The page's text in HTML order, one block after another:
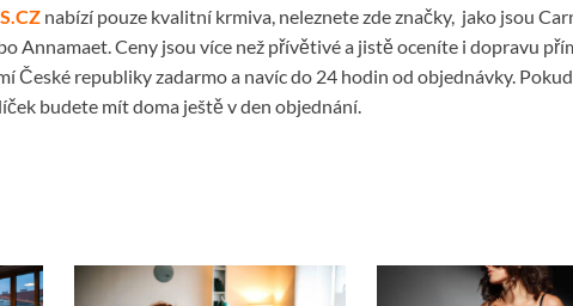
nabízí pouze kvalitní krmiva, neleznete zde značky, jako jsou
Annamaet. Ceny jsou více než přívětivé a jistě oceníte i dopravu
České republiky zadarmo a navíc do 24 hodin od objednávky.
budete mít doma ještě v den objednání.